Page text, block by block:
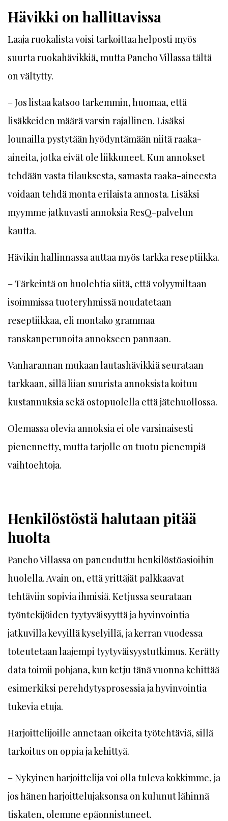
Hävikki on hallittavissa
Laaja ruokalista voisi tarkoittaa helposti myös
suurta ruokahävikkiä, mutta Pancho Villassa tältä
on vältytty.
– Jos listaa katsoo tarkemmin, huomaa, että
lisäkkeiden määrä varsin rajallinen. Lisäksi
lounailla pystytään hyödyntämään niitä raaka-
aineita, jotka eivät ole liikkuneet. Kun annokset
tehdään vasta tilauksesta, samasta raaka-aineesta
voidaan tehdä monta erilaista annosta. Lisäksi
myymme jatkuvasti annoksia ResQ-palvelun
kautta.
Hävikin hallinnassa auttaa myös tarkka reseptiikka.
– Tärkeintä on huolehtia siitä, että volyymiltaan
isoimmissa tuoteryhmissä noudatetaan
reseptiikkaa, eli montako grammaa
ranskanperunoita annokseen pannaan.
Vanharannan mukaan lautashävikkiä seurataan
tarkkaan, sillä liian suurista annoksista koituu
kustannuksia sekä ostopuolella että jätehuollossa.
Olemassa olevia annoksia ei ole varsinaisesti
pienennetty, mutta tarjolle on tuotu pienempiä
vaihtoehtoja.
Henkilöstöstä halutaan pitää
huolta
Pancho Villassa on paneuduttu henkilöstöasioihin
huolella. Avain on, että yrittäjät palkkaavat
tehtäviin sopivia ihmisiä. Ketjussa seurataan
työntekijöiden tyytyväisyyttä ja hyvinvointia
jatkuvilla kevyillä kyselyillä, ja kerran vuodessa
toteutetaan laajempi tyytyväisyystutkimus. Kerätty
data toimii pohjana, kun ketju tänä vuonna kehittää
esimerkiksi perehdytysprosessia ja hyvinvointia
tukevia etuja.
Harjoittelijoille annetaan oikeita työtehtäviä, sillä
tarkoitus on oppia ja kehittyä.
– Nykyinen harjoittelija voi olla tuleva kokkimme, ja
jos hänen harjoittelujaksonsa on kulunut lähinnä
tiskaten, olemme epäonnistuneet.